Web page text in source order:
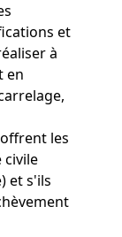
et
à
en
les
civile
et s'ils